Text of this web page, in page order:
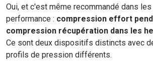
Oui, et c'est même recommandé dans
performance : compression effort
compression récupération dans les
Ce sont deux dispositifs distincts avec
profils de pression différents.